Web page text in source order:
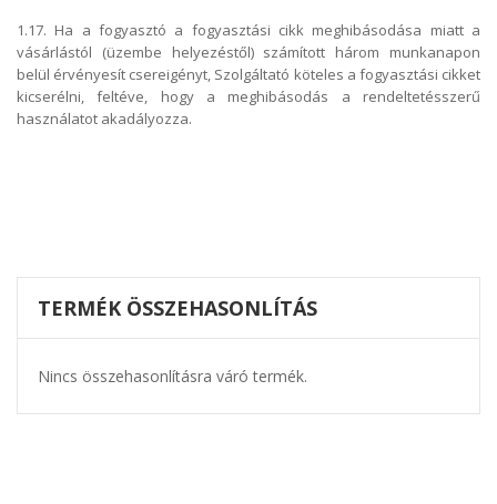
1.17. Ha a fogyasztó a fogyasztási cikk meghibásodása miatt a
vásárlástól (üzembe helyezéstől) számított három munkanapon
belül érvényesít csereigényt, Szolgáltató köteles a fogyasztási cikket
kicserélni, feltéve, hogy a meghibásodás a rendeltetésszerű
használatot akadályozza.
TERMÉK ÖSSZEHASONLÍTÁS
Nincs összehasonlításra váró termék.